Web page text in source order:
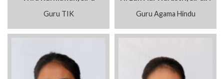
Guru TIK
Guru Agama Hindu